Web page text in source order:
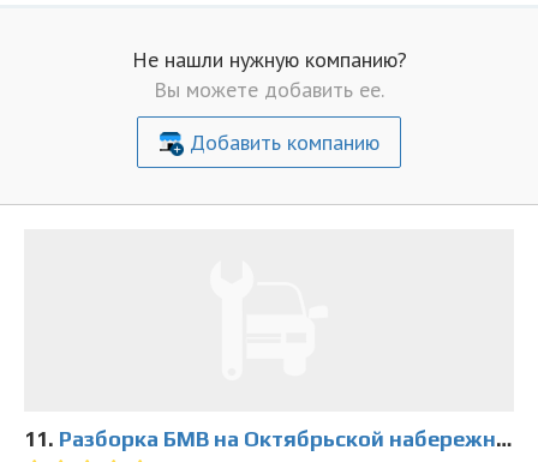
Не нашли нужную компанию?
Вы можете добавить ее.
Добавить компанию
11. Разборка БМВ на Октябрьской набережной 38